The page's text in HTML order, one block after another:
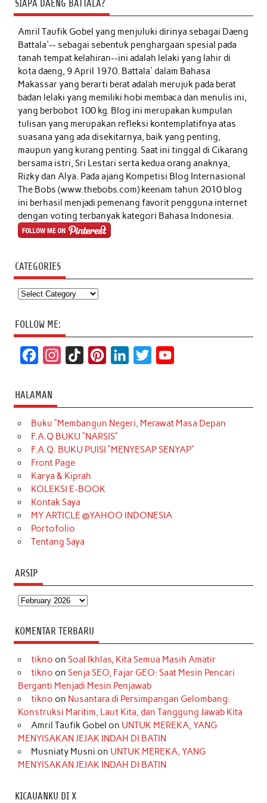
SIAPA DAENG BATTALA?
Amril Taufik Gobelyang menjuluki dirinya sebagai Daeng
Battala'-- sebagai sebentuk penghargaan spesial pada
tanah tempat kelahiran--ini adalah lelaki yang lahir di
kota daeng, 9 April 1970. Battala' dalam Bahasa
Makassar yang berarti berat adalah merujuk pada berat
badan lelaki yang memiliki hobi membaca dan menulis ini,
yang berbobot 100 kg. Blog ini merupakan kumpulan
tulisan yang merupakan refleksi kontemplatifnya atas
suasana yang ada disekitarnya, baik yang penting,
maupun yang kurang penting. Saat ini tinggal di Cikarang
bersama istri, Sri Lestari serta kedua orang anaknya,
Rizky dan Alya. Pada ajang Kompetisi Blog Internasional
The Bobs (www.thebobs.com) keenam tahun 2010 blog
ini berhasil menjadi pemenang favorit pengguna internet
dengan voting terbanyak kategori Bahasa Indonesia.
CATEGORIES
Categories
FOLLOW ME:
c
e
b
o
o
k
t
a
g
r
a
m
T
o
k
t
e
r
k
e
d
t
t
e
T
u
b
HALAMAN
Buku “Membangun Negeri, Merawat Masa Depan
F.A.Q BUKU “NARSIS”
F.A.Q. BUKU PUISI “MENYESAP SENYAP”
Front Page
Karya & Kiprah
KOLEKSI E-BOOK
Kontak Saya
MY ARTICLE @YAHOO INDONESIA
Portofolio
Tentang Saya
ARSIP
Arsip
KOMENTAR TERBARU
tikno on Soal Ikhlas, Kita Semua Masih Amatir
tikno on Senja SEO, Fajar GEO: Saat Mesin Pencari
Berganti Menjadi Mesin Penjawab
tikno on Nusantara di Persimpangan Gelombang:
Konstruksi Maritim, Laut Kita, dan Tanggung Jawab Kita
Amril Taufik Gobel on UNTUK MEREKA, YANG
MENYISAKAN JEJAK INDAH DI BATIN
Musniaty Musni on UNTUK MEREKA, YANG
MENYISAKAN JEJAK INDAH DI BATIN
KICAUANKU DI X